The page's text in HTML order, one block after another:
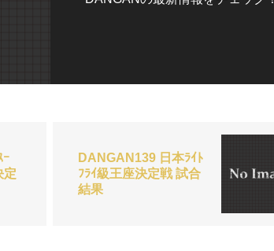
ｰ
定
DANGAN139 日本ﾗｲﾄ
ﾌﾗｲ級王座決定戦 試合
結果